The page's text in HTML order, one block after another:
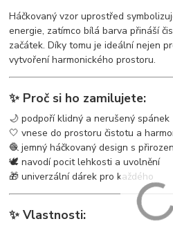
Háčkovaný vzor uprostřed
energie, zatímco bílá barva přináší
začátek. Díky tomu je ideální nejen
vytvoření harmonického prostoru.
✨ Proč si ho zamilujete:
🌙 podpoří klidný a nerušený spánek
🤍 vnese do prostoru čistotu a
🧶 jemný háčkovaný design s
🕊️ navodí pocit lehkosti a uvolnění
🎁 univerzální dárek pro každého
✨ Vlastnosti: